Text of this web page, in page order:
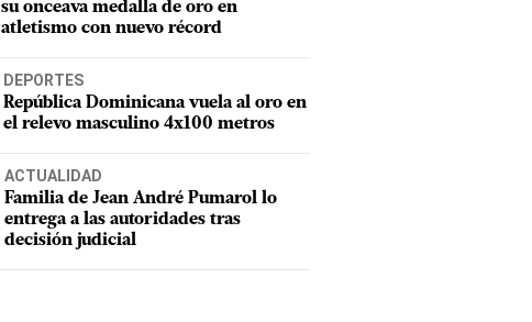
su onceava medalla de oro en
atletismo con nuevo récord
DEPORTES
República Dominicana vuela al oro en
el relevo masculino 4x100 metros
ACTUALIDAD
Familia de Jean André Pumarol lo
entrega a las autoridades tras
decisión judicial